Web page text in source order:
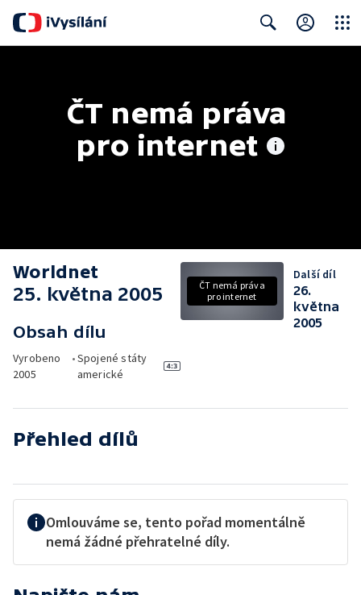
ČT nemá práva
pro internet
Worldnet
25. května 2005
Obsah dílu
Vyrobeno
2005
•Spojené státy
americké
ČT nemá práva
pro internet
Další díl
26.
května
2005
Přehled dílů
Omlouváme se, tento pořad momentálně
nemá žádné přehratelné díly.